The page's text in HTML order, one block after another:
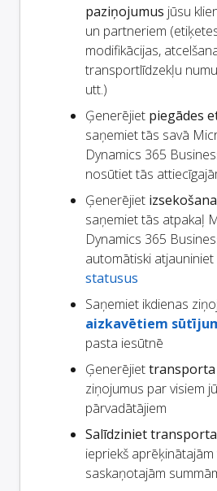
paziņojumus jūsu
un partneriem
modifikācijas,
transportlīdzekļu
utt.)
Ģenerējiet piegādes
saņemiet tās savā
Dynamics 365
nosūtiet tās
Ģenerējiet
saņemiet tās atpakaļ
Dynamics 365
automātiski atjauniniet
statusus
Saņemiet ikdienas
aizkavētiem
pasta iesūtnē
Ģenerējiet
ziņojumus par visiem
pārvadātājiem
Salīdziniet
iepriekš aprēķinātajām
saskaņotajām